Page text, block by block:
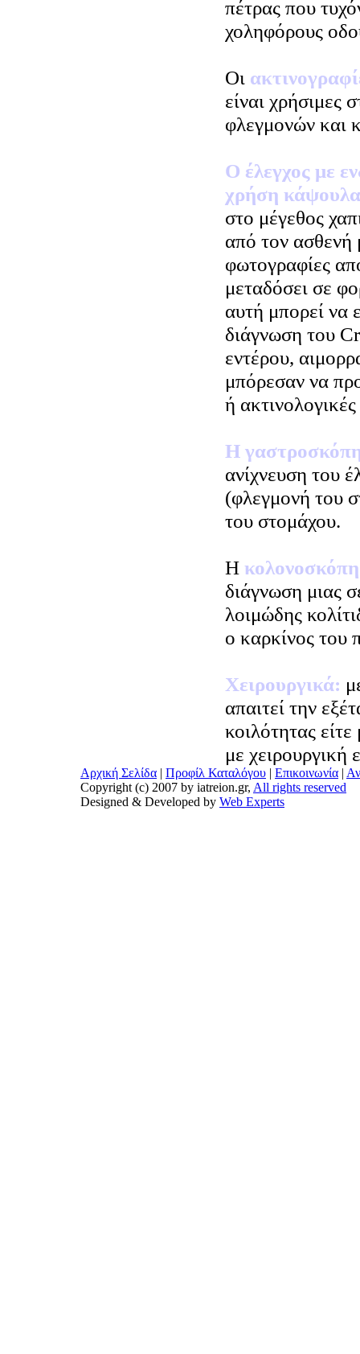
πέτρας που
χοληφόρους
Οι
είναι χρήσιμες
φλεγμονών και
Ο έλεγχος με
χρήση
στο μέγεθος
από τον ασθενή
φωτογραφίες
μεταδόσει σε
αυτή μπορεί να
διάγνωση του
εντέρου,
μπόρεσαν να
ή ακτινολογικές
Η
ανίχνευση του
(φλεγμονή του
του στομάχου.
Η
διάγνωση μιας
λοιμώδης
ο καρκίνος του
Χειρουργικά:
απαιτεί την
κοιλότητας
με χειρουργική
Αρχική Σελίδα | Προφίλ Καταλόγου | Επικοινωνία |
Copyright (c) 2007 by iatreion.gr, All rights reserved
Designed & Developed by Web Experts